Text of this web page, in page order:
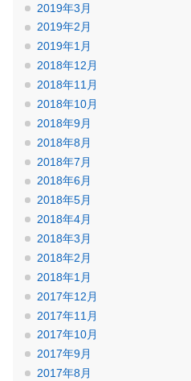
2019年3月
2019年2月
2019年1月
2018年12月
2018年11月
2018年10月
2018年9月
2018年8月
2018年7月
2018年6月
2018年5月
2018年4月
2018年3月
2018年2月
2018年1月
2017年12月
2017年11月
2017年10月
2017年9月
2017年8月